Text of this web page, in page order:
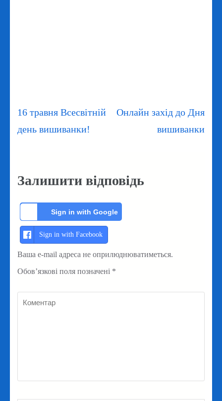
Навігація
записів
16 травня Всесвітній
день вишиванки!
Онлайн захід до Дня
вишиванки
Залишити відповідь
Sign in with Google
Sign in with Facebook
Ваша e-mail адреса не оприлюднюватиметься.
Обов’язкові поля позначені *
Коментар